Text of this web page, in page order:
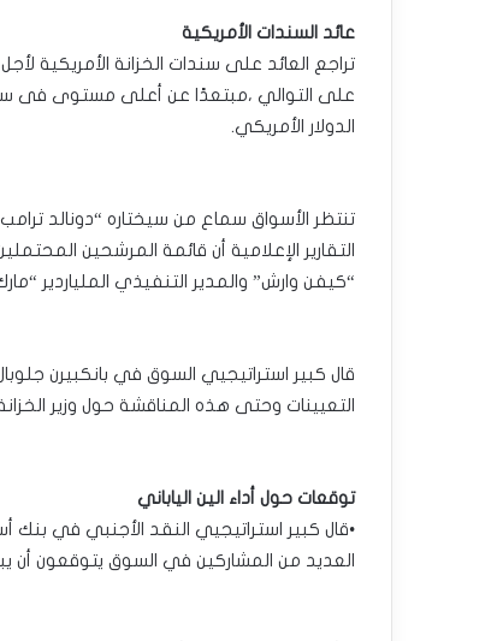
عائد السندات الأمريكية
الدولار الأمريكي.
تنتظر الأسواق سماع من سيختاره “دونالد
التقارير الإعلامية أن قائمة المرشحين
“كيفن وارش” والمدير التنفيذي الملياردير
قال كبير استراتيجيي السوق في بانكبيرن
التعيينات وحتى هذه المناقشة حول وزير
توقعات حول أداء الين الياباني
•قال كبير استراتيجيي النقد الأجنبي في بنك
العديد من المشاركين في السوق يتوقعون أن